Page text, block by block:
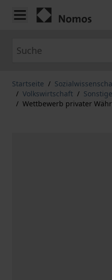
Zum Inhalt springen
Startseite /
/ Volkswirtschaft /
/ Wettbewerb privater